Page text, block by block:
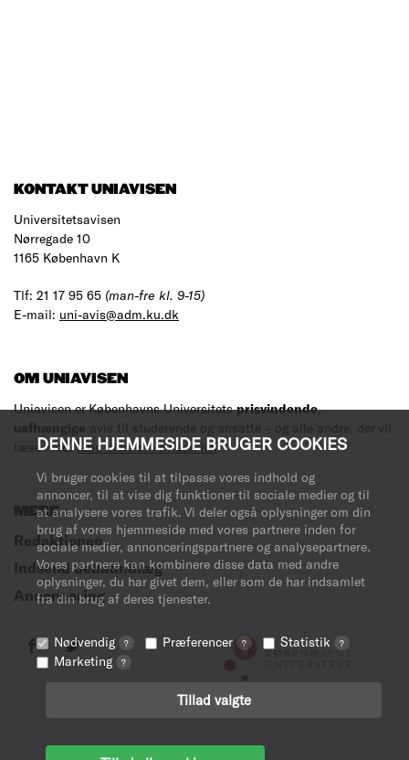
DENNE HJEMMESIDE BRUGER COOKIES
Vi bruger cookies til at tilpasse vores indhold og
annoncer, til at vise dig funktioner til sociale medier og til
at analysere vores trafik. Vi deler også oplysninger om din
brug af vores hjemmeside med vores partnere inden for
sociale medier, annonceringspartnere og analysepartnere.
Vores partnere kan kombinere disse data med andre
oplysninger, du har givet dem, eller som de har indsamlet
fra din brug af deres tjenester.
Nødvendig ? Præferencer ? Statistik ?
Marketing ?
Tillad valgte
KONTAKT UNIAVISEN
Universitetsavisen
Nørregade 10
1165 København K
Tlf: 21 17 95 65 (man-fre kl. 9-15)
E-mail: uni-avis@adm.ku.dk
OM UNIAVISEN
Uniavisen er Københavns Universitetsprisvindende,
uafhængige avis til studerende og ansatte – og alle andre, der vil
læse med.Læs mere om avisen her.
MERE
Redaktionen
Indsend debatindlæg
Annoncering